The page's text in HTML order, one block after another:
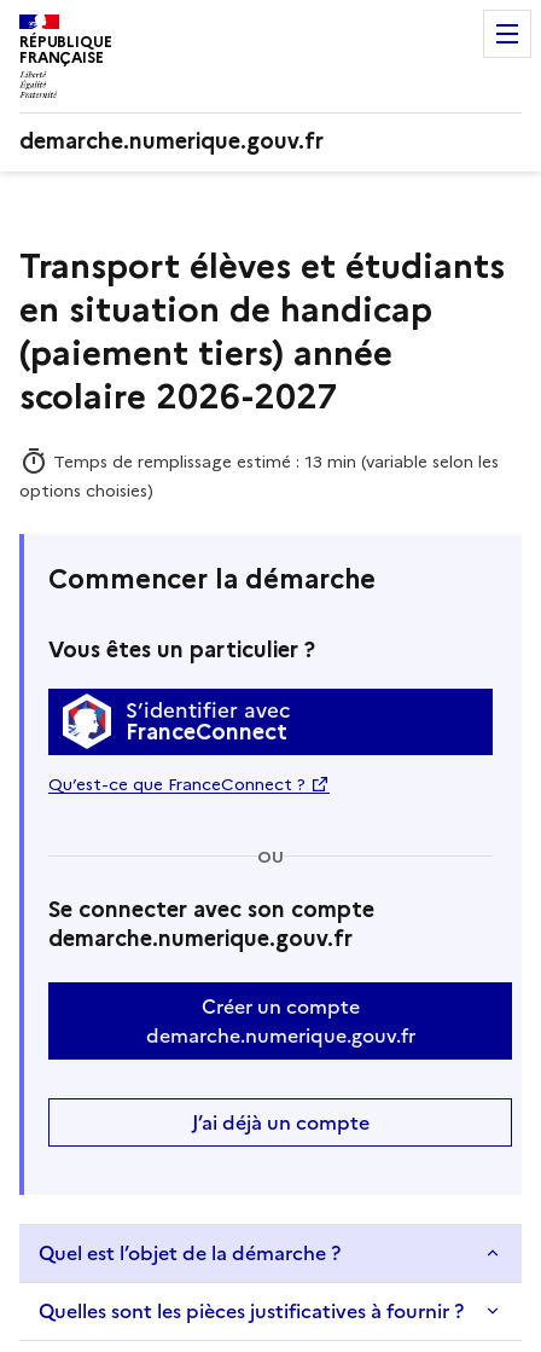
RÉPUBLIQUE
FRANÇAISE
demarche.numerique.gouv.fr
Transport élèves et étudiants
en situation de handicap
(paiement tiers) année
scolaire 2026-2027
Temps de remplissage estimé : 13 min (variable selon les
options choisies)
Commencer la démarche
Vous êtes un particulier ?
S’identifier avec
FranceConnect
Qu’est-ce que FranceConnect ?
OU
Se connecter avec son compte
demarche.numerique.gouv.fr
Créer un compte
demarche.numerique.gouv.fr
J’ai déjà un compte
Quel est l’objet de la démarche ?
Quelles sont les pièces justificatives à fournir ?